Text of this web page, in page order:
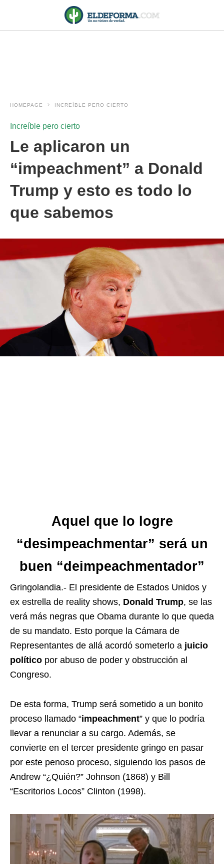
HOMEPAGE INCREÍBLE PERO CIERTO
Increíble pero cierto
Le aplicaron un
“impeachment” a Donald
Trump y esto es todo lo
que sabemos
Aquel que lo logre
“desimpeachmentar” será un
buen “deimpeachmentador”
Gringolandia.- El presidente de Estados Unidos y
ex estrella de reality shows, Donald Trump, se las
verá más negras que Obama durante lo que queda
de su mandato. Esto porque la Cámara de
Representantes de allá acordó someterlo a juicio
político por abuso de poder y obstrucción al
Congreso.
De esta forma, Trump será sometido a un bonito
proceso llamado “impeachment” y que lo podría
llevar a renunciar a su cargo. Además, se
convierte en el tercer presidente gringo en pasar
por este penoso proceso, siguiendo los pasos de
Andrew “¿Quién?” Johnson (1868) y Bill
“Escritorios Locos” Clinton (1998).